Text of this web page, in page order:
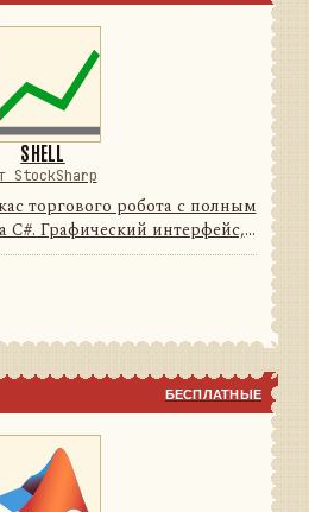
SHELL
StockSharp
торгового робота с полным
Графический интерфейс,
и отчёты уже
нужен только алгоритм.
БЕСПЛАТНЫЕ